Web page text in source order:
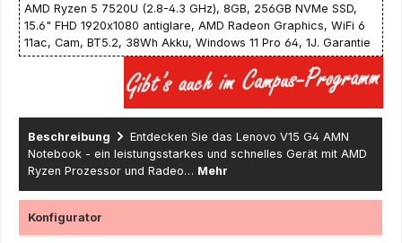
AMD Ryzen 5 7520U (2.8-4.3 GHz), 8GB, 256GB NVMe SSD,
15.6" FHD 1920x1080 antiglare, AMD Radeon Graphics, WiFi 6
11ac, Cam, BT5.2, 38Wh Akku, Windows 11 Pro 64, 1J. Garantie
Beschreibung
Entdecken Sie das Lenovo V15 G4 AMN
Notebook - ein leistungsstarkes und schnelles Gerät mit AMD
Ryzen Prozessor und Radeo… Mehr
Konfigurator